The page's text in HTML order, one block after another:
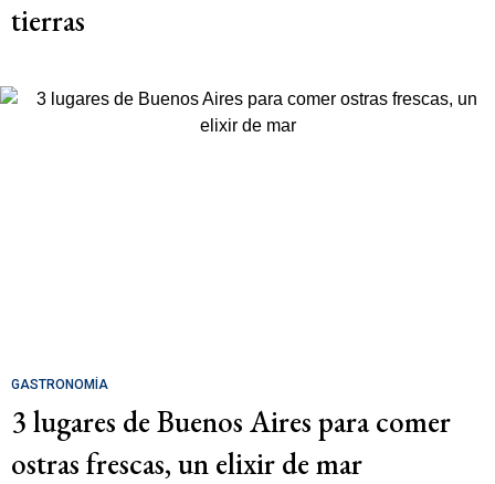
tierras
GASTRONOMÍA
3 lugares de Buenos Aires para comer
ostras frescas, un elixir de mar